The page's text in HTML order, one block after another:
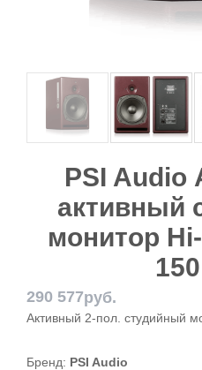
PSI Audio
активный
монитор
290 577руб.
Активный 2-пол. студийный
Бренд: PSI Audio